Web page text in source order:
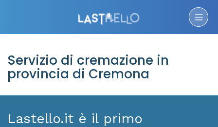
Servizio di cremazione in
provincia di Cremona
Lastello.it è il primo